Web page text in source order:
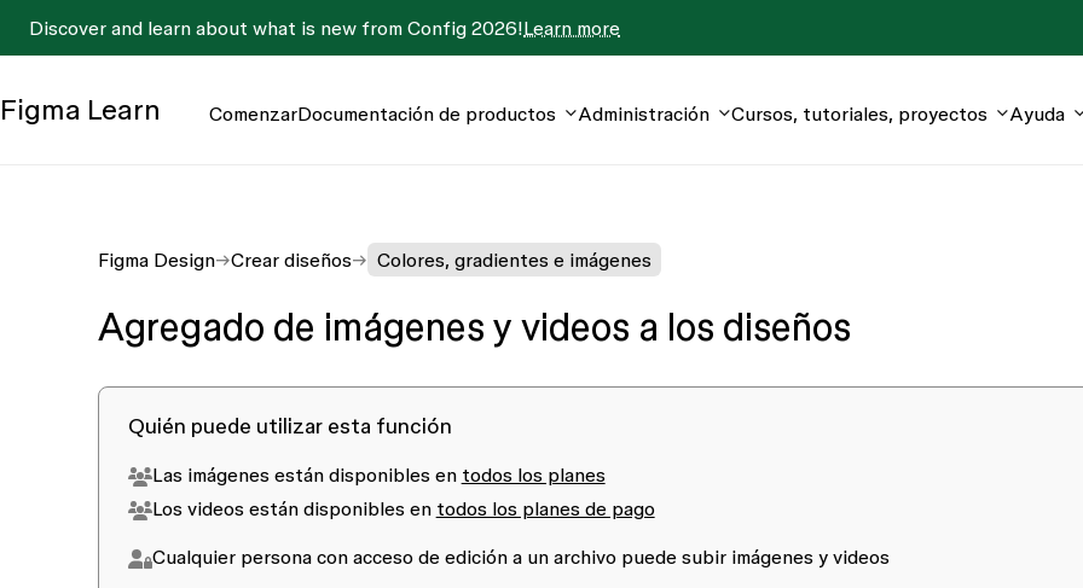
Discover and learn about what is new from Config 2026!Learn more
Figma Learn ComenzarDocumentación de productos Administración Cursos, tutoriales, proyectos Ayuda
Figma Design Crear diseños Colores, gradientes e imágenes
Agregado de imágenes y videos a los diseños
Quién puede utilizar esta función
Las imágenes están disponibles en todos los planes
Los videos están disponibles en todos los planes de pago
Cualquier persona con acceso de edicióna un archivo puede subir imágenes y videos